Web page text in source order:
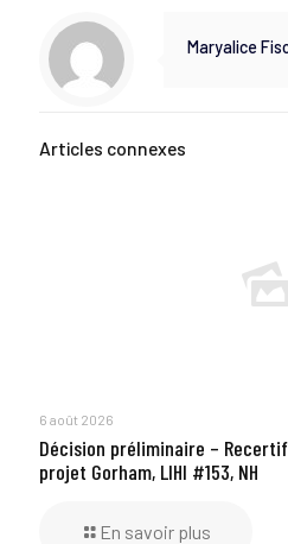
Maryalice
Articles connexes
6 août 2026
Décision préliminaire –
projet Gorham, LIHI #153, NH
En savoir plus